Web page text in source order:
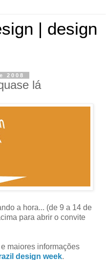
| design
2008
lá
a hora... (de 9 a 14 de
para abrir o convite
maiores informações
design week.